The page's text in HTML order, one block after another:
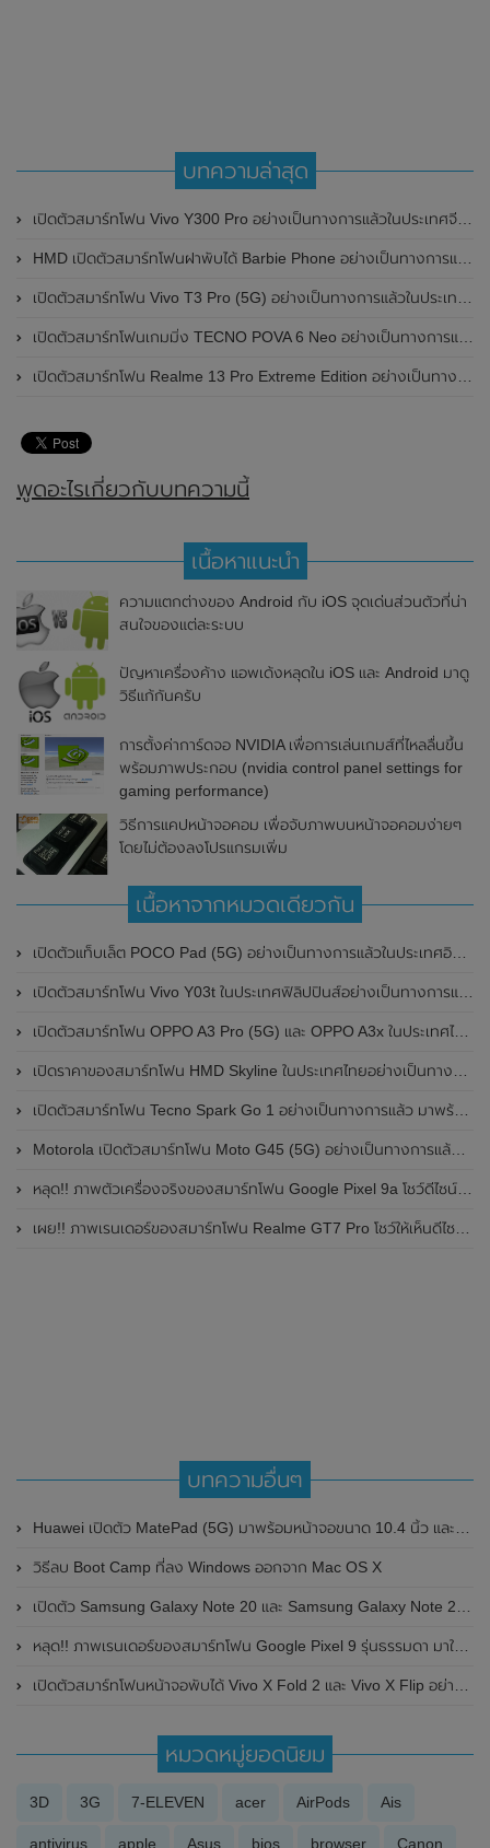
บทความล่าสุด
เปิดตัวสมาร์ทโฟน Vivo Y300 Pro อย่างเป็นทางการแล้วในประเทศจีน มาพร้อมดีไซน์พรีเมี่ยม ทนทาน และแบตเตอรี่สุดอึดขนาดใหญ่ 6,500mAh พร้อมรองรับการชาร์จไว 80W
HMD เปิดตัวสมาร์ทโฟนฝาพับได้ Barbie Phone อย่างเป็นทางการแล้ว มาพร้อมธีมสีชมพูสดใส
เปิดตัวสมาร์ทโฟน Vivo T3 Pro (5G) อย่างเป็นทางการแล้วในประเทศอินเดีย
เปิดตัวสมาร์ทโฟนเกมมิ่ง TECNO POVA 6 Neo อย่างเป็นทางการแล้วในประเทศไทย ในราคา 8,499 บาท
เปิดตัวสมาร์ทโฟน Realme 13 Pro Extreme Edition อย่างเป็นทางการแล้วในประเทศจีน
พูดอะไรเกี่ยวกับบทความนี้
เนื้อหาแนะนำ
ความแตกต่างของ Android กับ iOS จุดเด่นส่วนตัวที่น่า
สนใจของแต่ละระบบ
ปัญหาเครื่องค้าง แอพเด้งหลุดใน iOS และ Android มาดู
วิธีแก้กันครับ
การตั้งค่าการ์ดจอ NVIDIA เพื่อการเล่นเกมส์ที่ไหลลื่นขึ้น
พร้อมภาพประกอบ (nvidia control panel settings for
gaming performance)
วิธีการแคปหน้าจอคอม เพื่อจับภาพบนหน้าจอคอมง่ายๆ
โดยไม่ต้องลงโปรแกรมเพิ่ม
เนื้อหาจากหมวดเดียวกัน
เปิดตัวแท็บเล็ต POCO Pad (5G) อย่างเป็นทางการแล้วในประเทศอินเดีย มาพร้อมชิปเซ็ต Snapdragon 7s Gen 2 ของ Qualcomm และรองรับเครือข่าย 5G
เปิดตัวสมาร์ทโฟน Vivo Y03t ในประเทศฟิลิปปินส์อย่างเป็นทางการแล้ว มาพร้อมชิปเซ็ต Unisoc T612 , กล้องหลัง ความละเอียด 13MP , แบตเตอรี่ 5,000mAh และหน้าจอแสดงผล LCD / 90Hz
เปิดตัวสมาร์ทโฟน OPPO A3 Pro (5G) และ OPPO A3x ในประเทศไทยอย่างเป็นทางการแล้ว ในราคาเริ่มต้นเพียง 3,999 บาท
เปิดราคาของสมาร์ทโฟน HMD Skyline ในประเทศไทยอย่างเป็นทางการแล้ว ราคา 14,990 บาท
เปิดตัวสมาร์ทโฟน Tecno Spark Go 1 อย่างเป็นทางการแล้ว มาพร้อมหน้าจอแสดงผล LCD / 120Hz , แบตเตอรี่ 5,000mAh และใช้ชิปเซ็ต Unisoc
Motorola เปิดตัวสมาร์ทโฟน Moto G45 (5G) อย่างเป็นทางการแล้วในอินเดีย
หลุด!! ภาพตัวเครื่องจริงของสมาร์ทโฟน Google Pixel 9a โชว์ดีไซน์ใหม่ กล้องหลังแบนราบ ไม่มีกรอบของกล้องแล้ว
เผย!! ภาพเรนเดอร์ของสมาร์ทโฟน Realme GT7 Pro โชว์ให้เห็นดีไซน์ใหม่ พร้อมเผยรายละเอียดสเปกที่สำคัญบางส่วน
บทความอื่นๆ
Huawei เปิดตัว MatePad (5G) มาพร้อมหน้าจอขนาด 10.4 นิ้ว และชิปเซ็ท Kirin 820
วิธีลบ Boot Camp ที่ลง Windows ออกจาก Mac OS X
เปิดตัว Samsung Galaxy Note 20 และ Samsung Galaxy Note 20 Ultra อย่างเป็นทางการ มาพร้อมหน้าจอแสดงผล , ปากกา S Pen และกล้อง ที่ได้รับการอัพเกรดใหม่
หลุด!! ภาพเรนเดอร์ของสมาร์ทโฟน Google Pixel 9 รุ่นธรรมดา มาในสีฟ้าสดใส พร้อมโชว์ดีไซน์ของตัวเครื่องทั้งด้านหน้าและด้านหลัง
เปิดตัวสมาร์ทโฟนหน้าจอพับได้ Vivo X Fold 2 และ Vivo X Flip อย่างเป็นทางการในประเทศจีน มาพร้อมชิปเซ็ต Snapdragon 8 Series และกล้องจากแบรนด์ Zeiss
หมวดหมู่ยอดนิยม
3D 3G 7-ELEVEN acer AirPods Ais
antivirus apple Asus bios browser Canon